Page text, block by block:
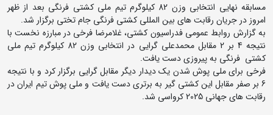
مسابقه نهایی انتخابی وزن 82 کیلوگرم تیم ملی کشتی فرنگی بعد از ظهر
امروز در جریان رقابت های بین المللی کشتی فرنگی جام تختی برگزار شد.
به گزارش روابط عمومی فدراسیون کشتی، غلامرضا فرخی در مبارزه نخست با
نتیجه 4 بر 2 مقابل محمدعلی گرایی در انتخابی وزن 82 کیلوگرم تیم ملی
کشتی فرنگی به پیروزی دست یافت.
فرخی برای ملی پوش شدن یک دیدار دیگر مقابل گرایی برگزار کرد و با نتیجه
6 بر صفر مقابل این کشتی گیر به برتری دست یافت و ملی پوش تیم ایران در
رقابت های جهانی 2025 کرواسی شد.